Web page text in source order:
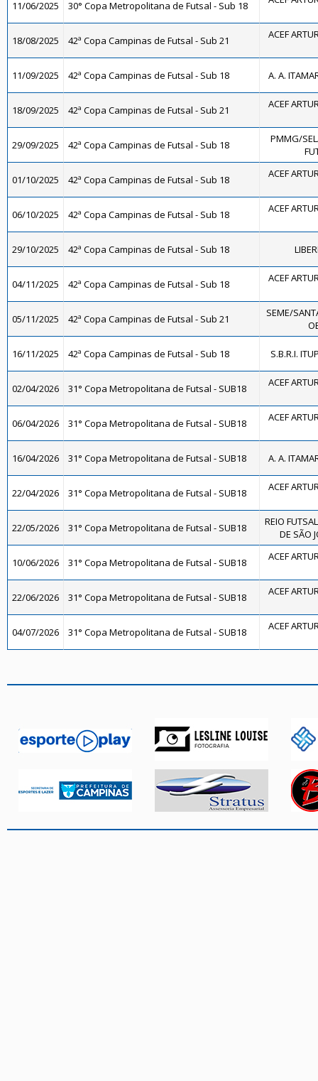
11/06/2025 30° Copa Metropolitana de Futsal - Sub 18
18/08/2025 42ª Copa Campinas de Futsal - Sub 21 ACEF
11/09/2025 42ª Copa Campinas de Futsal - Sub 18 A. A.
18/09/2025 42ª Copa Campinas de Futsal - Sub 21 ACEF
29/09/2025 42ª Copa Campinas de Futsal - Sub 18
PMMG/
01/10/2025 42ª Copa Campinas de Futsal - Sub 18 ACEF
06/10/2025 42ª Copa Campinas de Futsal - Sub 18 ACEF
29/10/2025 42ª Copa Campinas de Futsal - Sub 18
04/11/2025 42ª Copa Campinas de Futsal - Sub 18 ACEF
05/11/2025 42ª Copa Campinas de Futsal - Sub 21
SEME/
16/11/2025 42ª Copa Campinas de Futsal - Sub 18 S.B.R.I.
02/04/2026 31° Copa Metropolitana de Futsal - SUB18 ACEF
06/04/2026 31° Copa Metropolitana de Futsal - SUB18 ACEF
16/04/2026 31° Copa Metropolitana de Futsal - SUB18 A. A.
22/04/2026 31° Copa Metropolitana de Futsal - SUB18 ACEF
22/05/2026 31° Copa Metropolitana de Futsal - SUB18
REIO
DE SÃO
10/06/2026 31° Copa Metropolitana de Futsal - SUB18 ACEF
22/06/2026 31° Copa Metropolitana de Futsal - SUB18 ACEF
04/07/2026 31° Copa Metropolitana de Futsal - SUB18 ACEF